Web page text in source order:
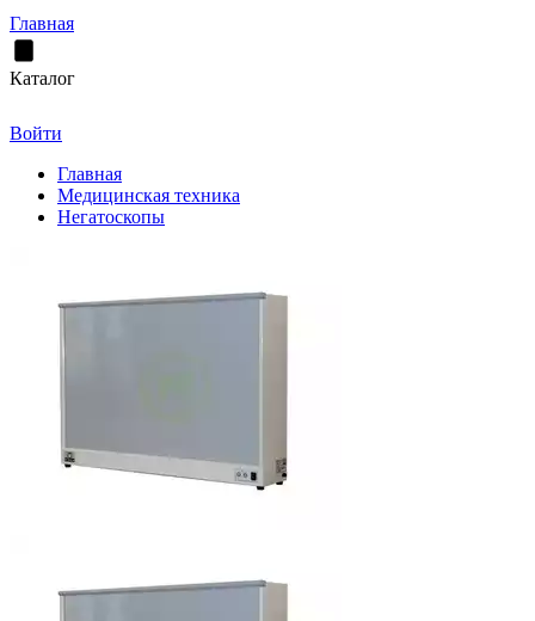
Главная
Каталог
Войти
Главная
Медицинская техника
Негатоскопы